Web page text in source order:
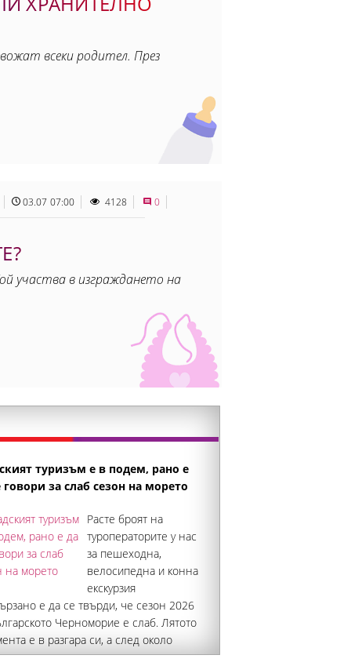
всеки родител. През
03.07 07:00 4128 0
участва в изграждането на
туризъм е в подем, рано е
говори за слаб сезон на морето
Расте броят на
туроператорите у нас
за пешеходна,
велосипедна и конна
екскурзия
е да се твърди, че сезон 2026
Черноморие е слаб. Лятото
е в разгара си, а след около
и половина ще излязат данните за